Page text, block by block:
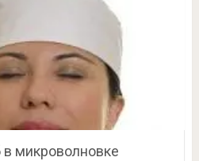
в микроволновке